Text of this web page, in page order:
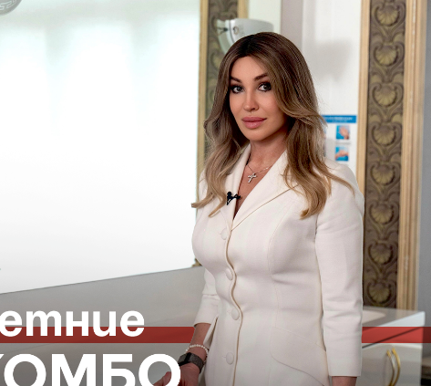
ПРОКОНСУЛЬТИРУЙТЕСЬ СО
18+
ПО САЙТУ
на рассылку новостей
ЮРИДИЧЕСКАЯ
ИНФОРМАЦИЯ
Организационные документы
Нормативно-правовые документы